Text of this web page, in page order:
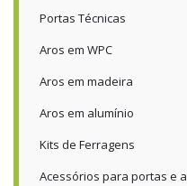
Portas Técnicas
Aros em WPC
Aros em madeira
Aros em alumínio
Kits de Ferragens
Acessórios para portas e